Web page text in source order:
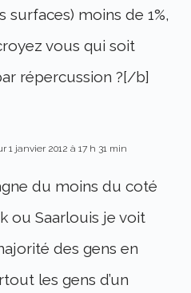
surfaces) moins de 1%,
vous qui soit
répercussion ?[/b]
1 janvier 2012 à 17 h 31 min
du moins du coté
ou Saarlouis je voit
des gens en
les gens d’un